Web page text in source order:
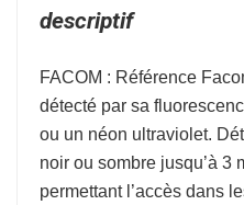
descriptif
FACOM : Référence
détecté par sa
ou un néon ultraviolet.
noir ou sombre jusqu’à 3
permettant l’accès dans